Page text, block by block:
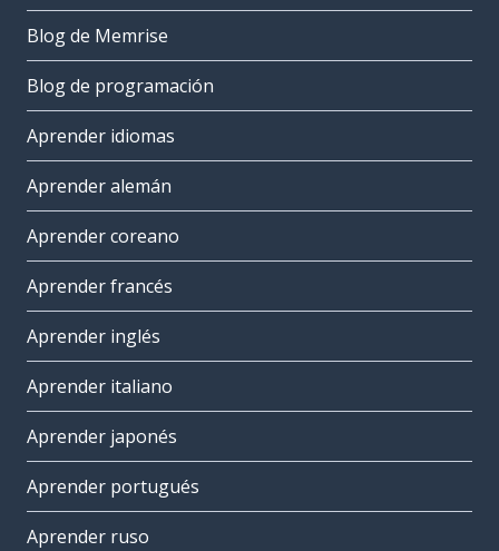
Blog de Memrise
Blog de programación
Aprender idiomas
Aprender alemán
Aprender coreano
Aprender francés
Aprender inglés
Aprender italiano
Aprender japonés
Aprender portugués
Aprender ruso